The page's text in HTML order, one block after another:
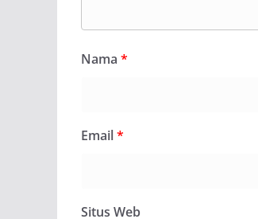
Nama *
Email*
Situs Web